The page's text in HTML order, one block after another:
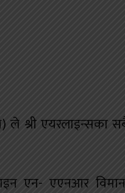
श्री एयरलाइन्सका
एन- एएनआर